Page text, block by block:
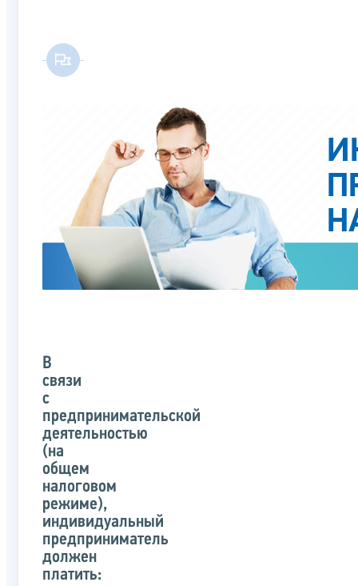
В
связи
с
предпринимательской
деятельностью
(на
общем
налоговом
режиме),
индивидуальный
предприниматель
должен
платить: